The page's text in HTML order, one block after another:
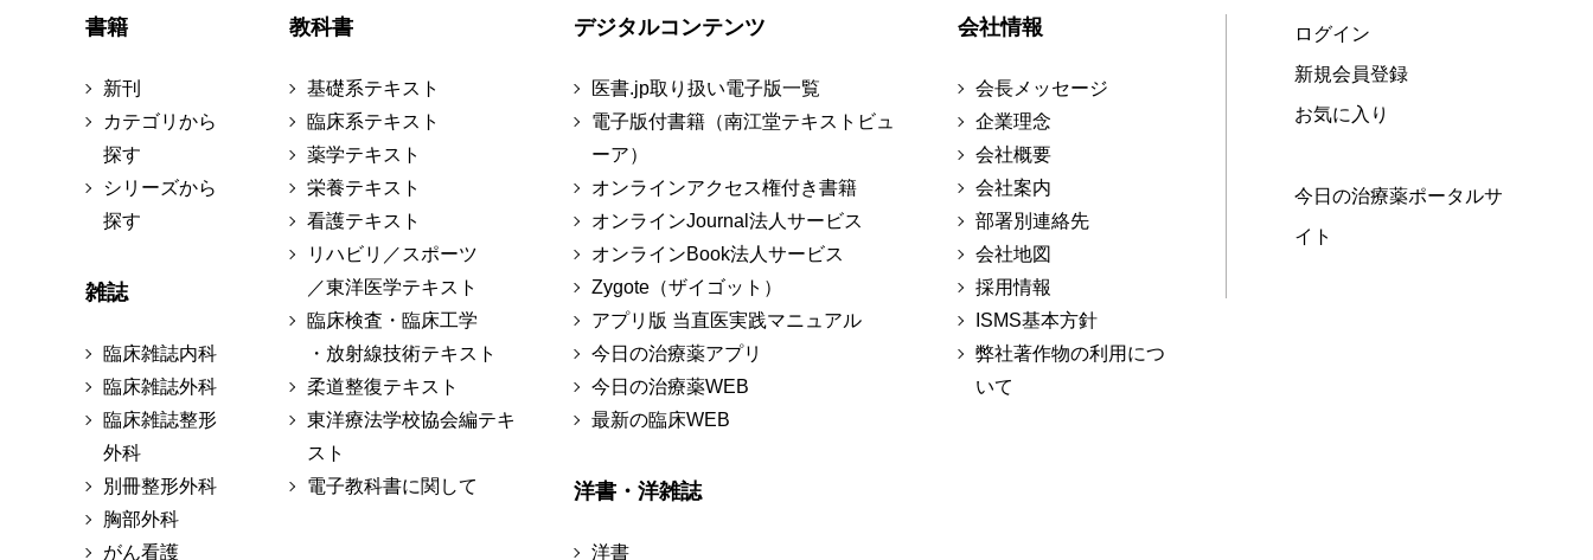
書籍
新刊
カテゴリから
探す
シリーズから
探す
雑誌
臨床雑誌内科
臨床雑誌外科
臨床雑誌整形
外科
別冊整形外科
胸部外科
がん看護
教科書
基礎系テキスト
臨床系テキスト
薬学テキスト
栄養テキスト
看護テキスト
リハビリ／スポーツ
／東洋医学テキスト
臨床検査・臨床工学
・放射線技術テキスト
柔道整復テキスト
東洋療法学校協会編テキ
スト
電子教科書に関して
デジタルコンテンツ
医書.jp取り扱い電子版一覧
電子版付書籍（南江堂テキストビュ
ーア）
オンラインアクセス権付き書籍
オンラインJournal法人サービス
オンラインBook法人サービス
Zygote（ザイゴット）
アプリ版 当直医実践マニュアル
今日の治療薬アプリ
今日の治療薬WEB
最新の臨床WEB
洋書・洋雑誌
洋書
会社情報
会長メッセージ
企業理念
会社概要
会社案内
部署別連絡先
会社地図
採用情報
ISMS基本方針
弊社著作物の利用につ
いて
ログイン
新規会員登録
お気に入り
今日の治療薬ポータルサ
イト